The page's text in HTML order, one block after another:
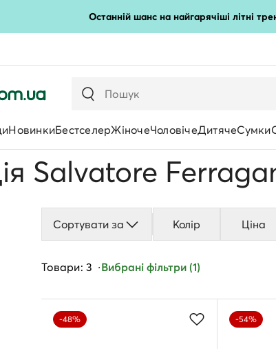
Останній шанс на найгарячіші літні
НовинкиБестселерЖіночеЧоловічеДитячеСумки
Salvatore
Сортувати за Колір Ціна
Товари: 3 Вибрані фільтри (1)
-48% -54%